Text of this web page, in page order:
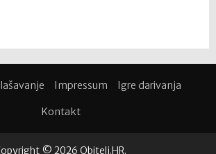
Impressum Igre darivanja
Kontakt
© 2026 Obitelj.HR.